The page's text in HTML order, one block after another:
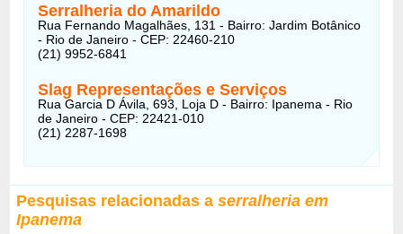
Serralheria do Amarildo
Rua Fernando Magalhães, 131 - Bairro: Jardim Botânico
- Rio de Janeiro - CEP: 22460-210
(21) 9952-6841
Slag Representações e Serviços
Rua Garcia D Ávila, 693, Loja D - Bairro: Ipanema - Rio
de Janeiro - CEP: 22421-010
(21) 2287-1698
Pesquisas relacionadas aserralheria em
Ipanema